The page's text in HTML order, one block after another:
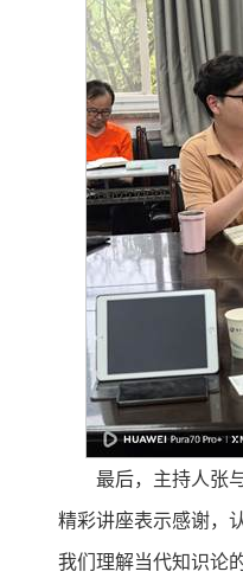
最后，主持人张
精彩讲座表示感谢，
我们理解当代知识论